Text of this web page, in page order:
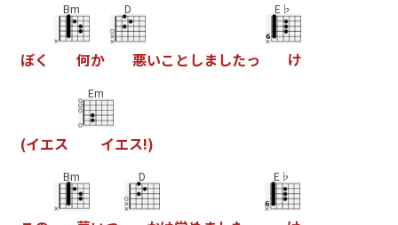
ぼく
Bm
何か
D
悪いこ と しましたっ
E♭
け
(イエス
Em
イエス!)
Bm D E♭